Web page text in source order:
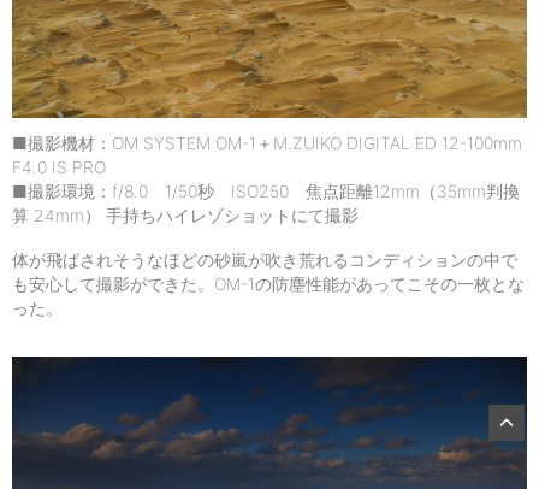
■撮影機材：OM SYSTEM OM-1＋M.ZUIKO DIGITAL ED 12-100mm
F4.0 IS PRO
■撮影環境：f/8.0 1/50秒 ISO250 焦点距離12mm（35mm判換
算 24mm） 手持ちハイレゾショットにて撮影
体が飛ばされそうなほどの砂嵐が吹き荒れるコンディションの中で
も安心して撮影ができた。OM-1の防塵性能があってこその一枚とな
った。